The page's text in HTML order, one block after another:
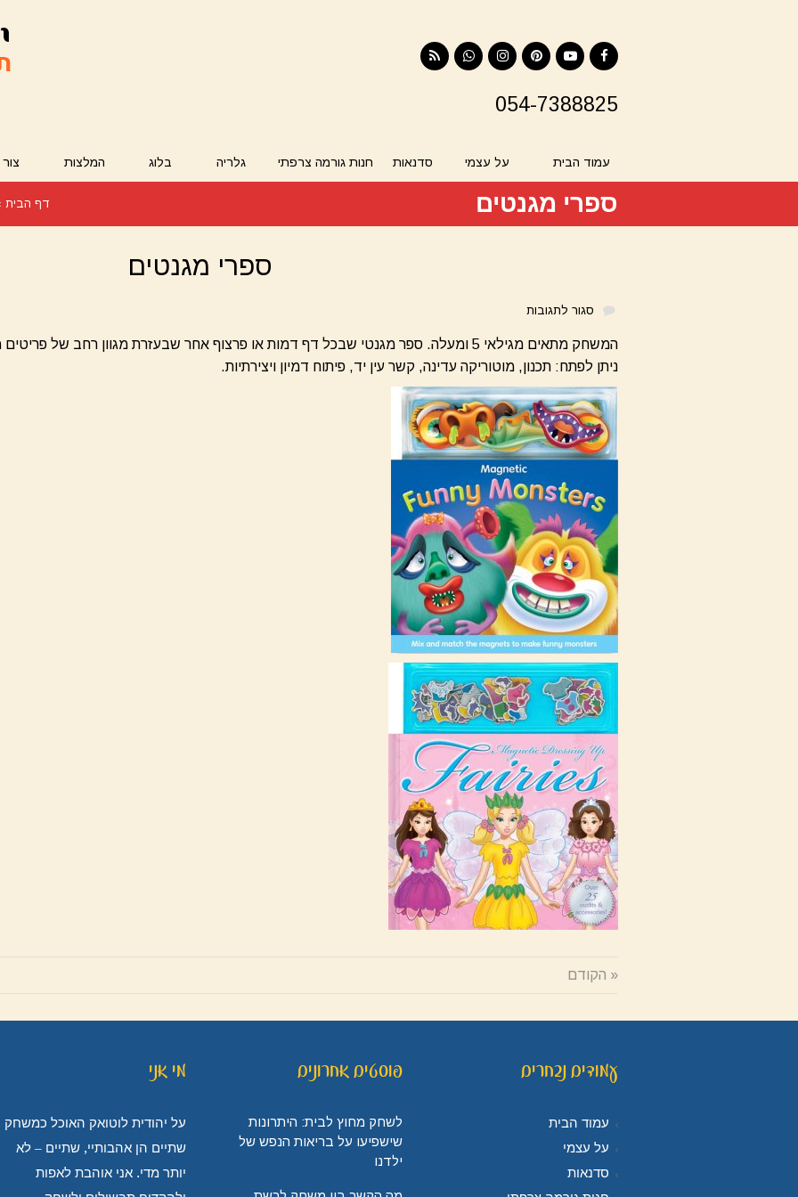
054-7388825
עמוד הבית על עצמי סדנאות חנות גורמה צרפתי גלריה בלוג המלצות
ספרי מגנטים דף הבית
ספרי מגנטים
סגור לתגובות
המשחק מתאים מגילאי 5 ומעלה. ספר מגנטי שבכל דף דמות או פרצוף אחר שבעזרת מגוון רחב
ניתן לפתח: תכנון, מוטוריקה עדינה, קשר עין יד, פיתוח דמיון ויצירתיות.
« הקודם
עמודים נבחרים
עמוד הבית
על עצמי
סדנאות
פוסטים אחרונים
לשחק מחוץ לבית: היתרונות
שישפיעו על בריאות הנפש של
ילדנו
מי אני
על יהודית לוטואק האוכל כמשחק
שתיים הן אהבותיי, שתיים – לא
יותר מדי. אני אוהבת לאפות